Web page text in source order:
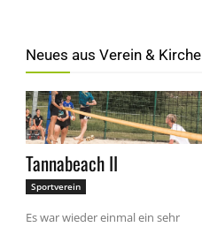
Neues aus Verein & Kirche
Tannabeach II
Sportverein
Es war wieder einmal ein sehr